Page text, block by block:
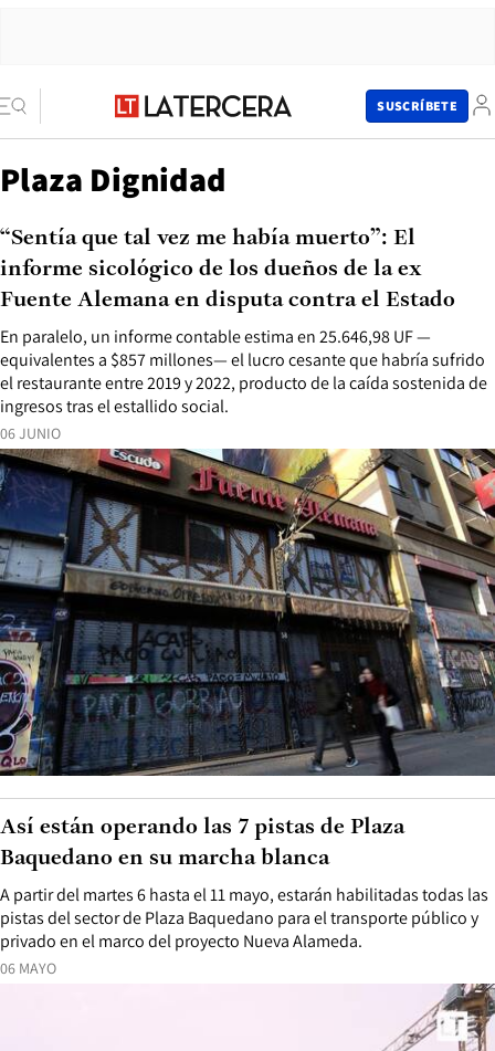
SUSCRÍBETE
Plaza Dignidad
06 JUNIO
En paralelo, un informe contable estima en 25.646,98 UF —
equivalentes a $857 millones— el lucro cesante que habría sufrido
el restaurante entre 2019 y 2022, producto de la caída sostenida de
ingresos tras el estallido social.
“Sentía que tal vez me había muerto”: El
informe sicológico de los dueños de la ex
Fuente Alemana en disputa contra el Estado
06 MAYO
A partir del martes 6 hasta el 11 mayo, estarán habilitadas todas las
pistas del sector de Plaza Baquedano para el transporte público y
privado en el marco del proyecto Nueva Alameda.
Así están operando las 7 pistas de Plaza
Baquedano en su marcha blanca